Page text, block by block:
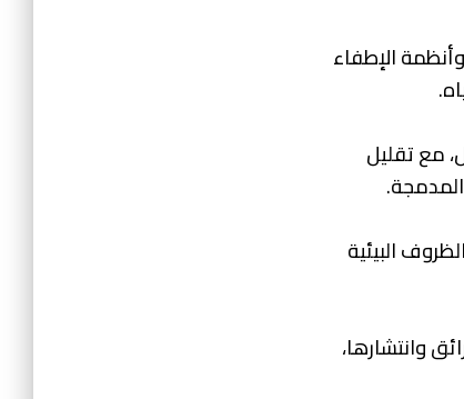
الإطفاء
مع تقليل
البيئية
وانتشارها،